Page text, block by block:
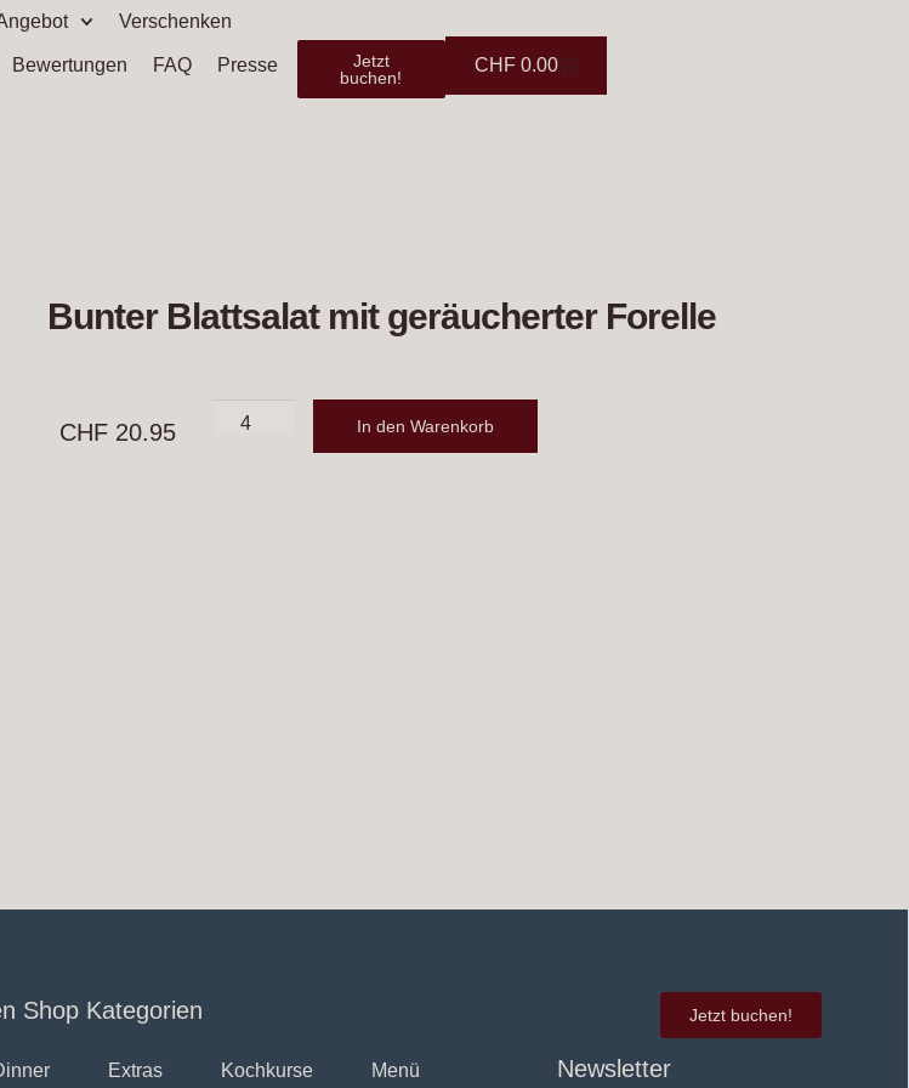
Verschenken
Bewertungen FAQ Presse
Jetzt
buchen!
CHF 0.00
Bunter Blattsalat mit geräucherter Forelle
CHF 20.95 In den Warenkorb
Shop Kategorien
Extras Kochkurse Menü
Jetzt buchen!
Newsletter